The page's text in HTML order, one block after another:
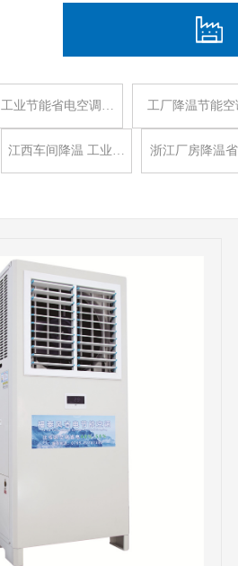
工业节能省电空调… 工厂降温节能空
江西车间降温 工业… 浙江厂房降温